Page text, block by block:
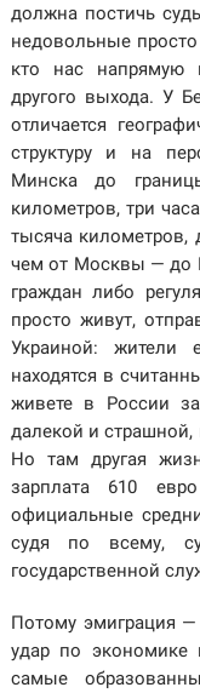
должна постичь
недовольные
кто нас напрямую
другого выхода. У
отличается
структуру и на
Минска до
километров, три
тысяча километров,
чем от Москвы — до
граждан либо
просто живут,
Украиной: жители
находятся в
живете в России
далекой и страшной,
Но там другая
зарплата 610
официальные
судя по всему,
государственной
Потому эмиграция
удар по экономике
самые